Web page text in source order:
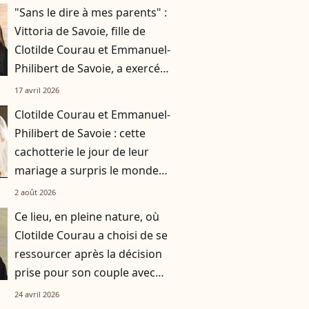
"Sans le dire à mes parents" :
Vittoria de Savoie, fille de
Clotilde Courau et Emmanuel-
Philibert de Savoie, a exercé
plusieurs métiers incognito
17 avril 2026
Clotilde Courau et Emmanuel-
Philibert de Savoie : cette
cachotterie le jour de leur
mariage a surpris le monde
entier
2 août 2026
Ce lieu, en pleine nature, où
Clotilde Courau a choisi de se
ressourcer après la décision
prise pour son couple avec
Emmanuel-Philibert de Savoie
24 avril 2026